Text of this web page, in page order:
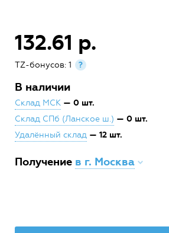
132.61 р.
TZ-бонусов: 1 ?
В наличии
Склад МСК — 0 шт.
Склад СПб (Ланское ш.) — 0 шт.
Удалённый склад — 12 шт.
Получение в г. Москва